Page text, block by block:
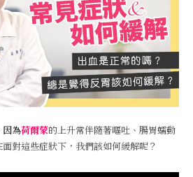
因為荷爾蒙的上升常伴隨著嘔吐、腸胃蠕動
對這些症狀下，我們該如何緩解呢？